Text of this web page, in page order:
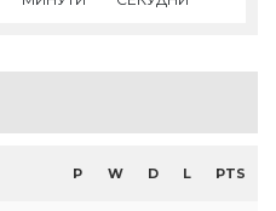
P W D L PTS